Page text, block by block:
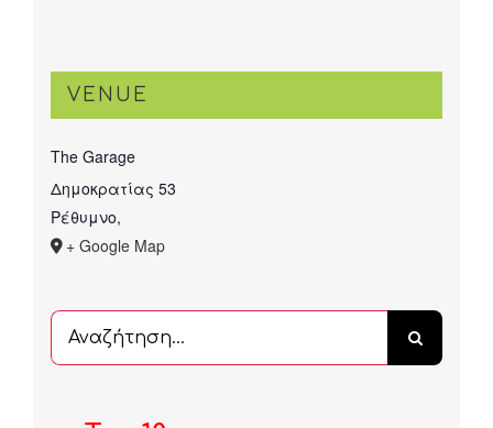
VENUE
The Garage
Δημοκρατίας 53
Ρέθυμνο,
+ Google Map
Αναζήτηση
...